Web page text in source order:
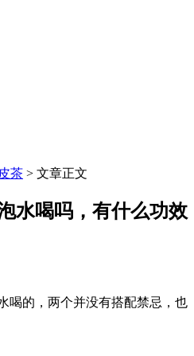
茶 > 文章正文
水喝吗，有什么功效
喝的，两个并没有搭配禁忌，也